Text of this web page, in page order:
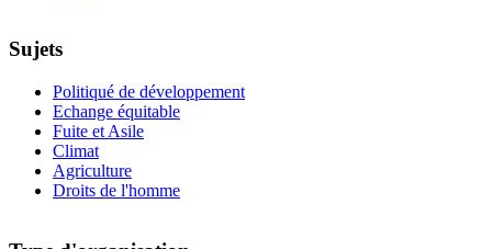
Sujets
Politiqué de développement
Echange équitable
Fuite et Asile
Climat
Agriculture
Droits de l'homme